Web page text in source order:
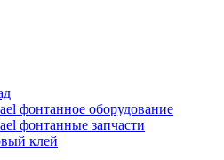
фонтанное оборудование
фонтанные запчасти
клей